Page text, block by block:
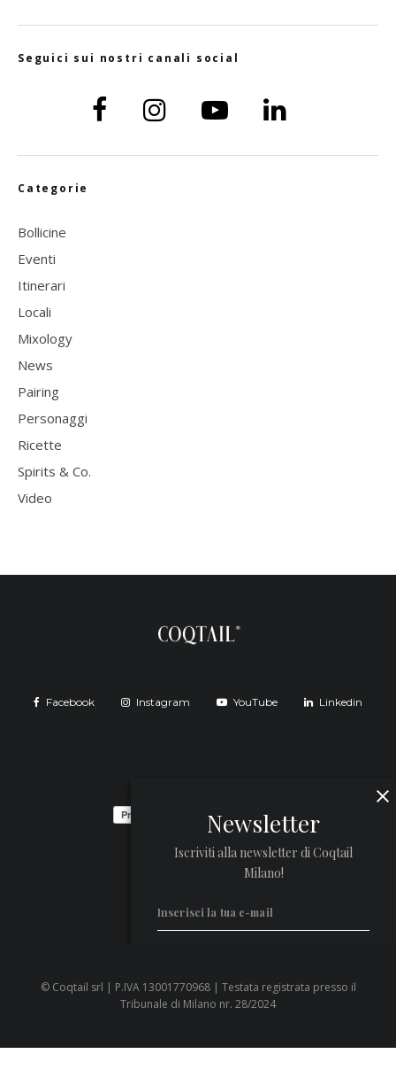
Seguici sui nostri canali social
Categorie
Bollicine
Eventi
Itinerari
Locali
Mixology
News
Pairing
Personaggi
Ricette
Spirits & Co.
Video
Facebook Instagram YouTube Linkedin
Newsletter
Iscriviti alla newsletter di Coqtail
Milano!
Privacy Policy
© Coqtail srl | P.IVA 13001770968 | Testata registrata presso il
Tribunale di Milano nr. 28/2024